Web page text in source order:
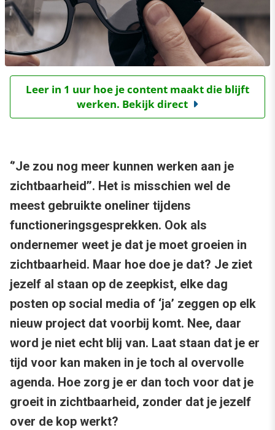
Leer in 1 uur hoe je content maakt die blijft
werken. Bekijk direct
‘’Je zou nog meer kunnen werken aan je
zichtbaarheid’’. Het is misschien wel de
meest gebruikte oneliner tijdens
functioneringsgesprekken. Ook als
ondernemer weet je dat je moet groeien in
zichtbaarheid. Maar hoe doe je dat? Je ziet
jezelf al staan op de zeepkist, elke dag
posten op social media of ‘ja’ zeggen op elk
nieuw project dat voorbij komt. Nee, daar
word je niet echt blij van. Laat staan dat je er
tijd voor kan maken in je toch al overvolle
agenda. Hoe zorg je er dan toch voor dat je
groeit in zichtbaarheid, zonder dat je jezelf
over de kop werkt?